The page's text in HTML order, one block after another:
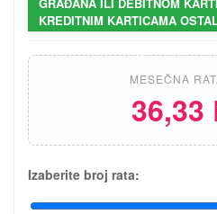
KREDITNIM KARTICAMA
MESEČNA
36,33
Izaberite broj rata: